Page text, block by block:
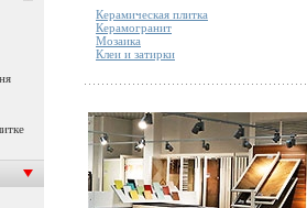
Керамическая плитка
Керамогранит
Мозаика
Клеи и затирки